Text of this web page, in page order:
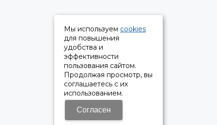
Мы используем cookies
для повышения
удобства и
эффективности
пользования сайтом.
Продолжая просмотр, вы
соглашаетесь с их
использованием.
Согласен